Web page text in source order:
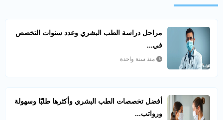
مراحل دراسة الطب البشري وعدد سنوات التخصص
في...
منذ سنة واحدة
أفضل تخصصات الطب البشري وأكثرها طلبًا وسهولة
ورواتب...